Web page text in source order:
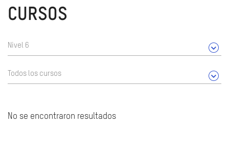
CURSOS
Nivel 6
Todos los cursos
No se encontraron resultados